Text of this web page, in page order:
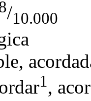
/10.000
,
1,